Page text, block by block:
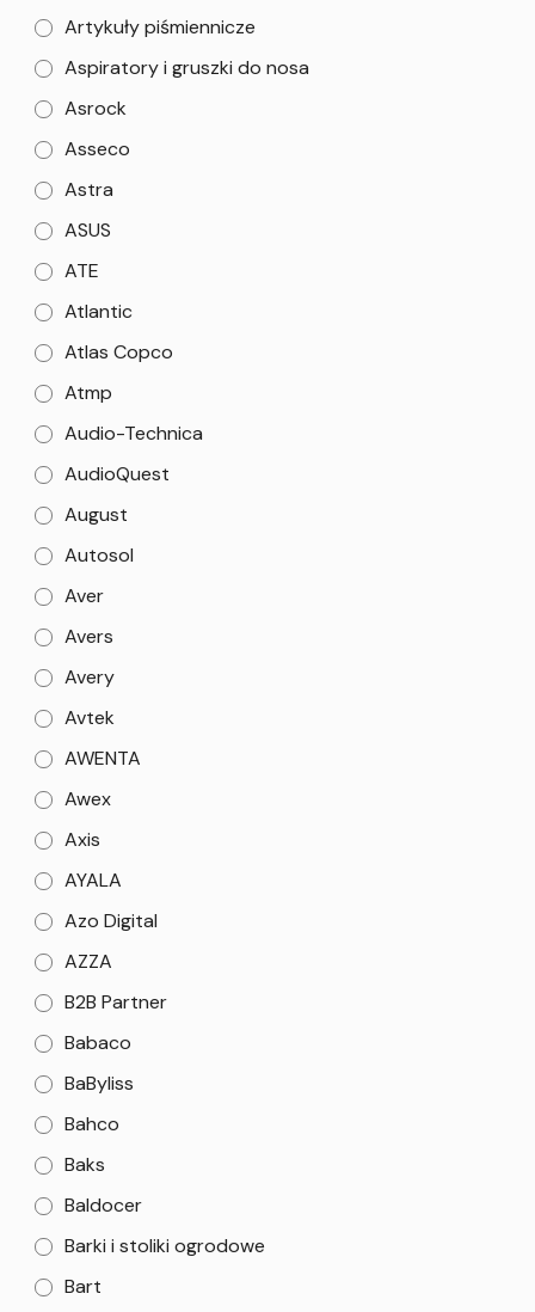
Artykuły piśmiennicze
Aspiratory i gruszki do nosa
Asrock
Asseco
Astra
ASUS
ATE
Atlantic
Atlas Copco
Atmp
Audio-Technica
AudioQuest
August
Autosol
Aver
Avers
Avery
Avtek
AWENTA
Awex
Axis
AYALA
Azo Digital
AZZA
B2B Partner
Babaco
BaByliss
Bahco
Baks
Baldocer
Barki i stoliki ogrodowe
Bart